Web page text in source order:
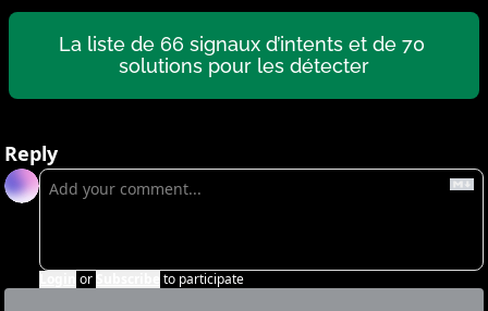
La liste de 66 signaux d’intents et de 70
solutions pour les détecter
Reply
or to participate